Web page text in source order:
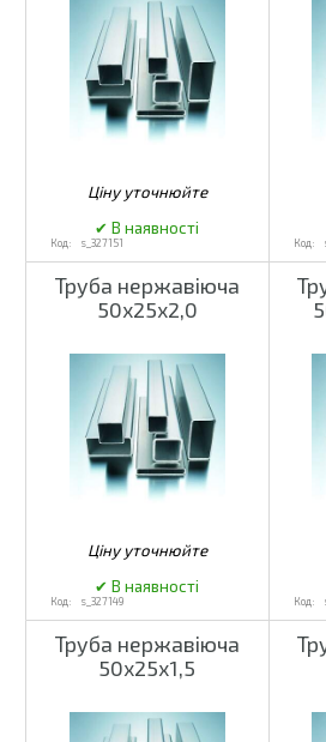
s_327151
Труба нержавіюча
50х25х2,0
s_327149
Труба нержавіюча
50х25х1,5